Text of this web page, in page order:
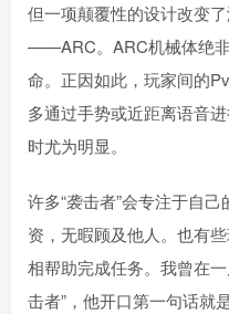
但一项颠覆性的设计改变
——ARC。ARC机械体绝
命。正因如此，玩家间的
多通过手势或近距离语音
时尤为明显。
许多“袭击者”会专注于自
资，无暇顾及他人。也有
相帮助完成任务。我曾在
击者”，他开口第一句话就